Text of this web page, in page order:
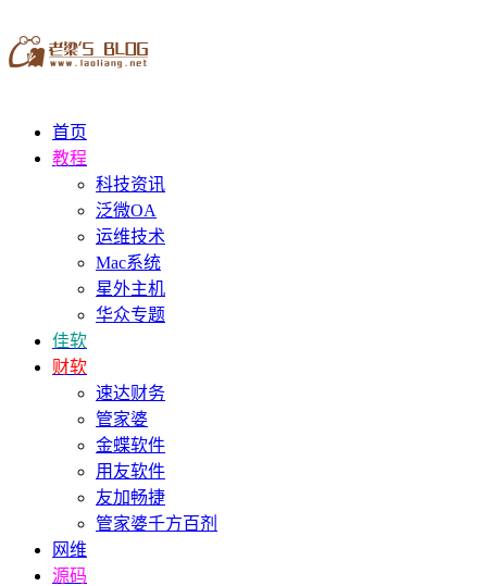
首页
教程
科技资讯
泛微OA
运维技术
Mac系统
星外主机
华众专题
佳软
财软
速达财务
管家婆
金蝶软件
用友软件
友加畅捷
管家婆千方百剂
网维
源码